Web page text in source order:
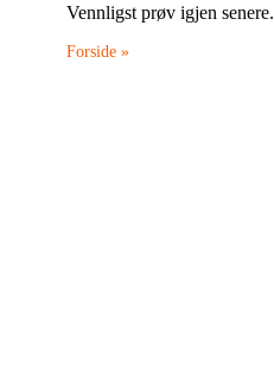
Vennligst prøv igjen senere.
Forside »